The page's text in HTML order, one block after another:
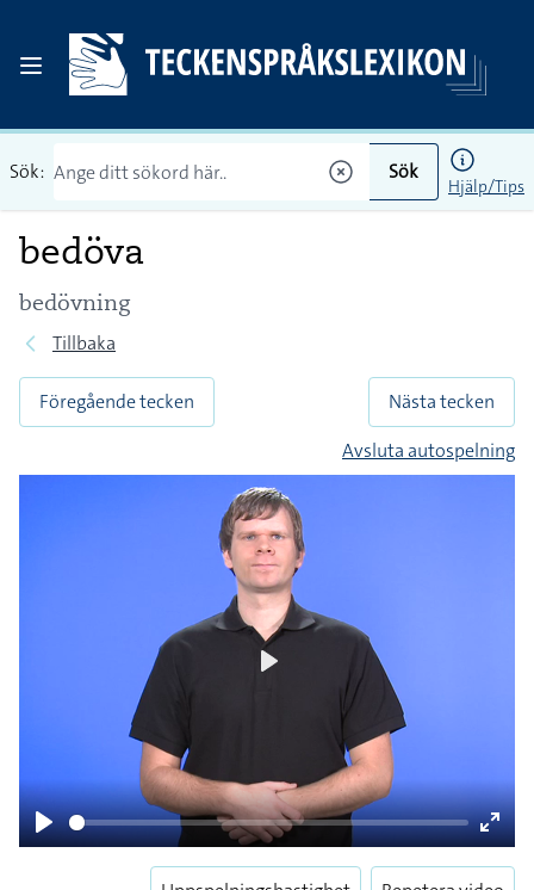
Sök: Sök
Hjälp/Tips
bedöva
bedövning
Tillbaka
Föregående tecken
Nästa tecken
Avsluta autospelning
Play
Enter